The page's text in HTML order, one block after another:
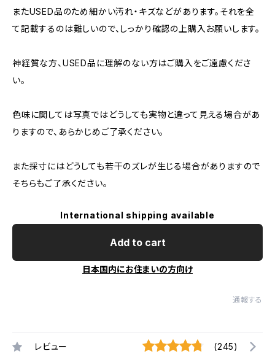
またUSED品のため細かい汚れ・キズなどがあります。それを全
て記載するのは難しいので、しっかり確認の上購入お願いします。
神経質な方、USED品に理解のない方はご購入をご遠慮くださ
い。
色味に関しては写真ではどうしても実物と違って見える場合があ
りますので、あらかじめご了承ください。
また採寸にはどうしても若干のズレが生じる場合がありますので
そちらもご了承ください。
International shipping available
Add to cart
日本国内にお住まいの方向け
通報する
レビュー (245)